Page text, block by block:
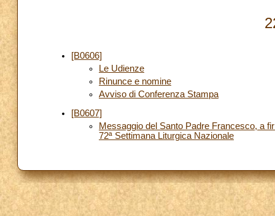
[B0606]
Le Udienze
Rinunce e nomine
Avviso di Conferenza Stampa
[B0607]
Messaggio del Santo Padre Francesco, a
72ª Settimana Liturgica Nazionale